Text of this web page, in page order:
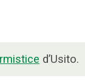
d’Usito.